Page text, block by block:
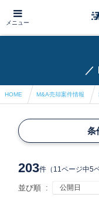
メニュー
／
HOME M&A売却案件情報
条
203件 （11ページ中5
並び順 :